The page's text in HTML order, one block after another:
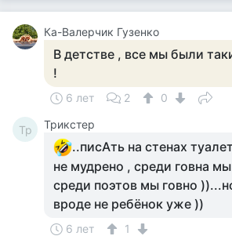
Ка-Валерчик Гузенко
В детстве , все мы были
!
6 лет 2 0
Tp Tpикcтep
..писАть на стенах
не мудрено , среди говна
среди поэтов мы говно
вроде не ребёнок уже ))
6 лет
1